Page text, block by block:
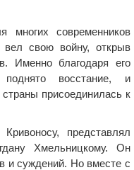
многих современников
вел свою войну, открыв
Именно благодаря его
восстание, и
присоединилась к
представлял
Хмельницкому. Он
и суждений. Но вместе с